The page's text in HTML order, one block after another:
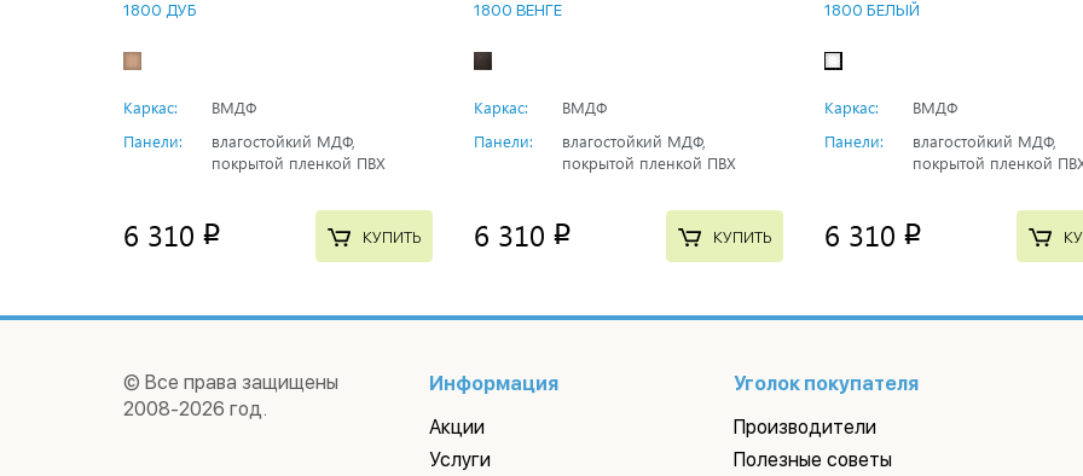
1800 ДУБ
Каркас:
ВМДФ
Панели:
влагостойкий МДФ,
покрытой пленкой ПВХ
6 310 p КУПИТЬ
1800 ВЕНГЕ
Каркас:
ВМДФ
Панели:
влагостойкий МДФ,
покрытой пленкой ПВХ
6 310 p КУПИТЬ
1800 БЕЛЫЙ
Каркас:
ВМДФ
Панели:
влагостойкий МДФ,
покрытой пленкой
6 310 p
© Все права защищены
2008-2026 год.
Информация
Акции
Услуги
Уголок покупателя
Производители
Полезные советы